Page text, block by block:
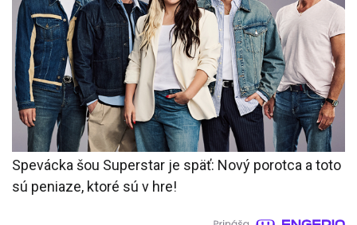
Spevácka šou Superstar je späť: Nový porotca a toto
sú peniaze, ktoré sú v hre!